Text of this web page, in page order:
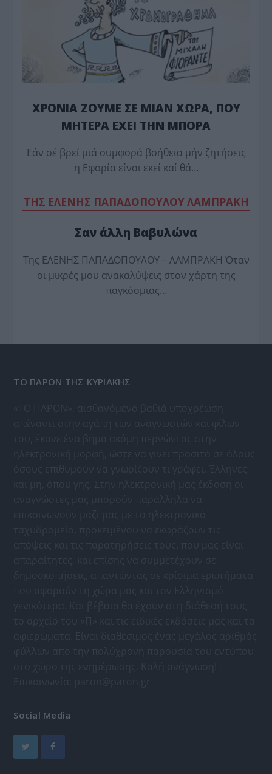
ΧΡΟΝΙΑ ΖΟΥΜΕ ΣΕ ΜΙΑΝ ΧΩΡΑ, ΠΟΥ
ΜΗΤΕΡΑ ΕΧΕΙ ΤΗΝ ΜΠΟΡΑ
Εάν σέ βρεί μιά συμφορά βοήθεια μήν ζητήσεις
η Εφορία είναι εκεί καί θά…
TΗΣ ΕΛΕΝΗΣ ΠΑΠΑΔΟΠΟΥΛΟΥ ΛΑΜΠΡΑΚΗ
Σαν άλλη Βαβυλώνα
Της ΕΛΕΝΗΣ ΠΑΠΑΔΟΠΟΥΛΟΥ – ΛΑΜΠΡΑΚΗ Όταν
οι μικρές μου ανακαλύψεις στον χάρτη της
παγκόσμιας…
ΤΟ ΠΑΡΟΝ ΤΗΣ ΚΥΡΙΑΚΗΣ
Social Media